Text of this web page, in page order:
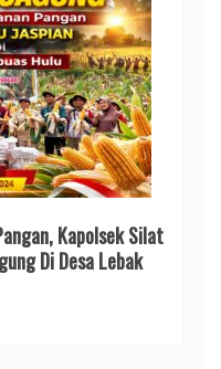
Kapolsek Silat
Di Desa Lebak